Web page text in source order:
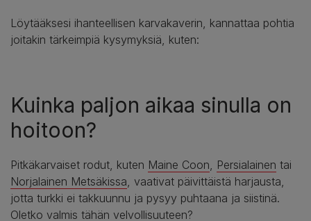
Löytääksesi ihanteellisen karvakaverin, kannattaa pohtia
joitakin tärkeimpiä kysymyksiä, kuten:
Kuinka paljon aikaa sinulla on
hoitoon?
Pitkäkarvaiset rodut, kuten Maine Coon Persialainen tai
Norjalainen Metsäkissa , vaativat päivittäistä harjausta,
jotta turkki ei takkuunnu ja pysyy puhtaana ja siistinä.
Oletko valmis tähän velvollisuuteen?